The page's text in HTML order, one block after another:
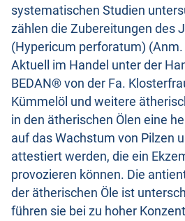
systematischen Studien
zählen die Zubereitungen des
(Hypericum perforatum) (Anm.
Aktuell im Handel unter der
BEDAN® von der Fa.
Kümmelöl und weitere
in den ätherischen Ölen eine
auf das Wachstum von Pilzen
attestiert werden, die ein
provozieren können. Die
der ätherischen Öle ist
führen sie bei zu hoher